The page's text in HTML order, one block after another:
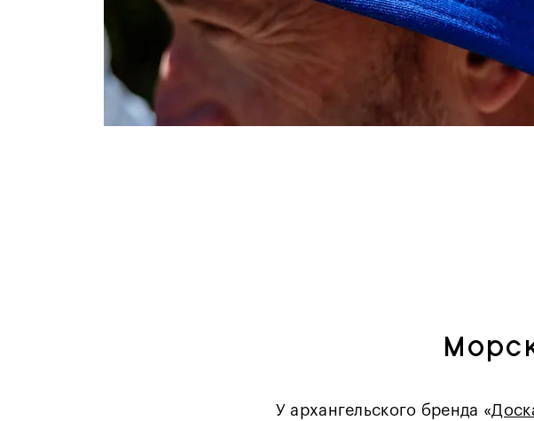
У архангельского бренда «